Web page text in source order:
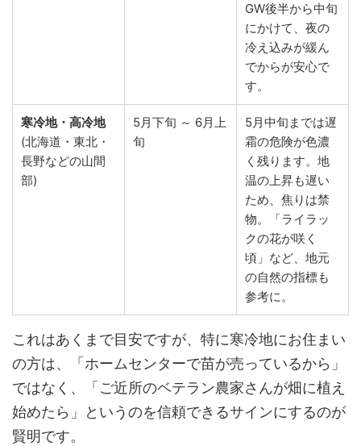
GW後半から中旬
にかけて、夜の
冷え込みが緩ん
でからが安心で
す。
寒冷地・高冷地
(北海道・東北・
長野などの山間
部)
5月下旬 ～ 6月上
旬
5月中旬までは遅
霜の危険が色濃
く残ります。地
温の上昇も遅い
ため、焦りは禁
物。「ライラッ
クの花が咲く
頃」など、地元
の自然の指標も
参考に。
これはあくまで目安ですが、特に寒冷地にお住まい
の方は、「ホームセンターで苗が売っているから」
ではなく、「ご近所のベテラン農家さんが畑に植え
始めたら」というのを信頼できるサインにするのが
賢明です。